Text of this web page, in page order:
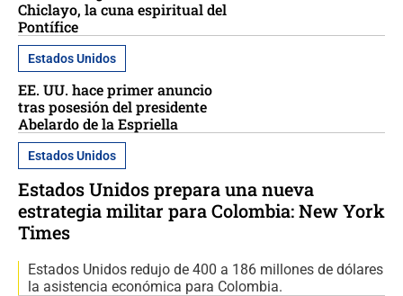
Chiclayo, la cuna espiritual del
Pontífice
Estados Unidos
EE. UU. hace primer anuncio
tras posesión del presidente
Abelardo de la Espriella
Estados Unidos
Estados Unidos prepara una nueva
estrategia militar para Colombia: New York
Times
Estados Unidos redujo de 400 a 186 millones de dólares
la asistencia económica para Colombia.